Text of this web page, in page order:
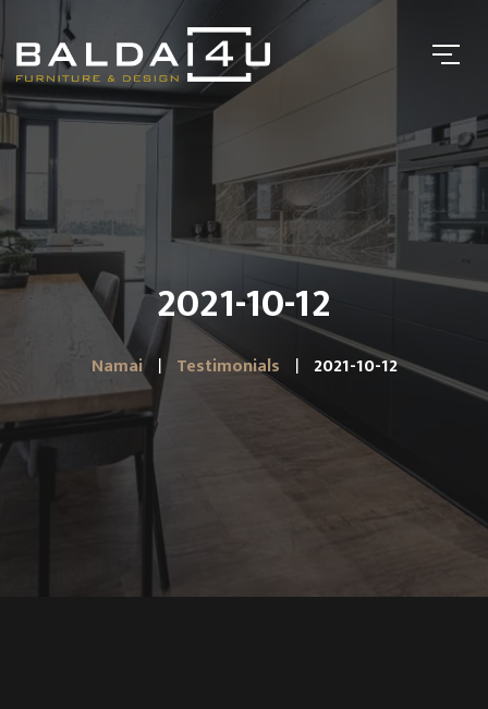
2021-10-12
Namai Testimonials 2021-10-12